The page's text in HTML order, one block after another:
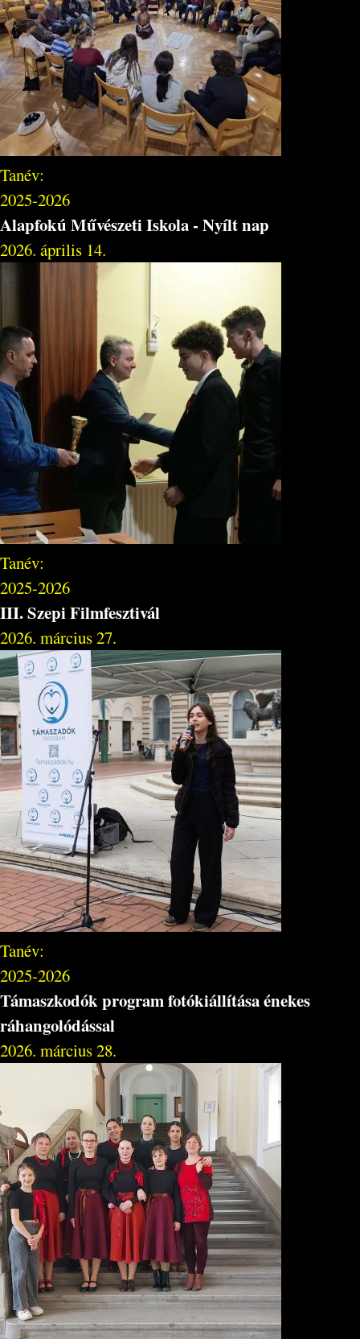
Tanév:
2025-2026
Alapfokú Művészeti Iskola - Nyílt nap
2026. április 14.
Tanév:
2025-2026
III. Szepi Filmfesztivál
2026. március 27.
Tanév:
2025-2026
Támaszkodók program fotókiállítása énekes
ráhangolódással
2026. március 28.